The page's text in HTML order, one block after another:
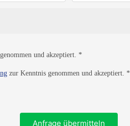
und akzeptiert. *
zur Kenntnis genommen und akzeptiert. *
Anfrage übermitteln